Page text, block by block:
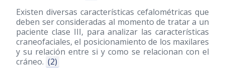
Existen diversas características cefalométricas que
deben ser consideradas al momento de tratar a un
paciente clase III, para analizar las características
craneofaciales, el posicionamiento de los maxilares
y su relación entre si y como se relacionan con el
cráneo. (2)